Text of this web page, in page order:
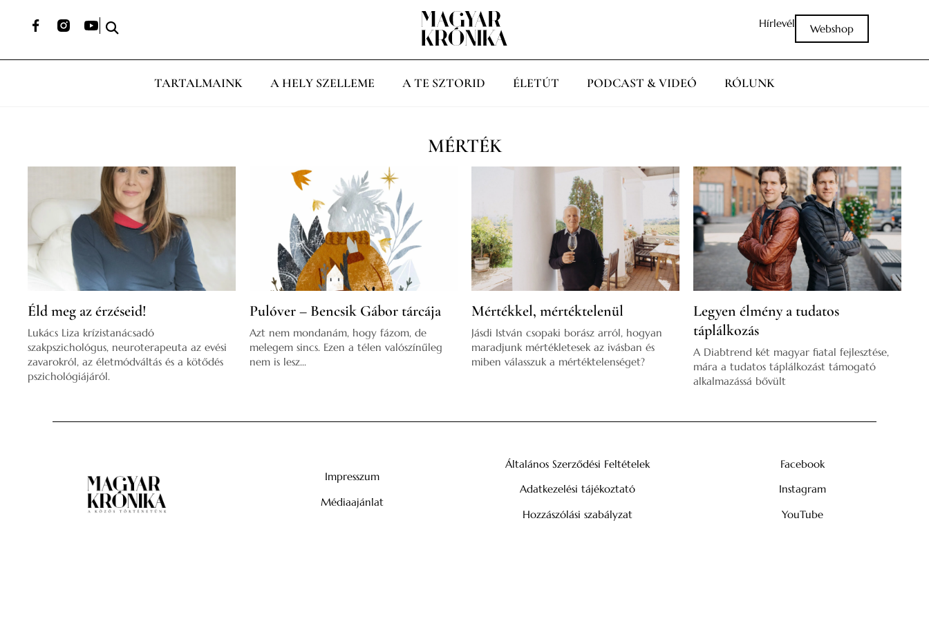
Hírlevél Webshop
TARTALMAINK A HELY SZELLEME A TE SZTORID ÉLETÚT PODCAST & VIDEÓ RÓLUNK
MÉRTÉK
Éld meg az érzéseid!
Lukács Liza krízistanácsadó
szakpszichológus, neuroterapeuta az evési
zavarokról, az életmódváltás és a kötődés
pszichológiájáról.
Pulóver – Bencsik Gábor tárcája
Azt nem mondanám, hogy fázom, de
melegem sincs. Ezen a télen valószínűleg
nem is lesz...
Mértékkel, mértéktelenül
Jásdi István csopaki borász arról, hogyan
maradjunk mértékletesek az ivásban és
miben válasszuk a mértéktelenséget?
Legyen élmény a tudatos
táplálkozás
A Diabtrend két magyar fiatal fejlesztése,
mára a tudatos táplálkozást támogató
alkalmazássá bővült
Impresszum
Médiaajánlat
Általános Szerződési Feltételek
Adatkezelési tájékoztató
Hozzászólási szabályzat
Facebook
Instagram
YouTube